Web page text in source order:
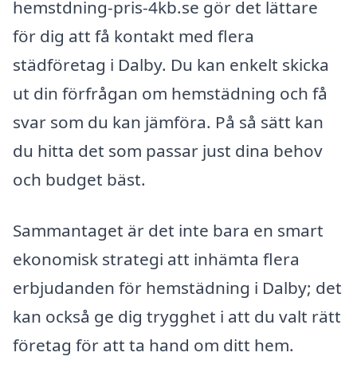
hemstdning-pris-4kb.se gör det lättare
för dig att få kontakt med flera
städföretag i Dalby. Du kan enkelt skicka
ut din förfrågan om hemstädning och få
svar som du kan jämföra. På så sätt kan
du hitta det som passar just dina behov
och budget bäst.
Sammantaget är det inte bara en smart
ekonomisk strategi att inhämta flera
erbjudanden för hemstädning i Dalby; det
kan också ge dig trygghet i att du valt rätt
företag för att ta hand om ditt hem.